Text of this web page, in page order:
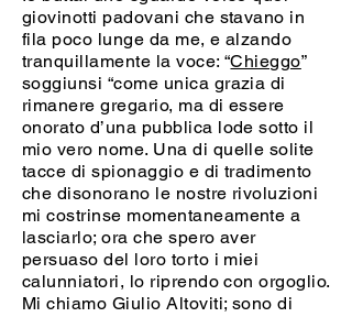
giovinotti padovani che stavano in
fila poco lunge da me, e alzando
tranquillamente la voce: “Chieggo”
soggiunsi “come unica grazia di
rimanere gregario, ma di essere
onorato d’una pubblica lode sotto il
mio vero nome. Una di quelle solite
tacce di spionaggio e di tradimento
che disonorano le nostre rivoluzioni
mi costrinse momentaneamente a
lasciarlo; ora che spero aver
persuaso del loro torto i miei
calunniatori, lo riprendo con orgoglio.
Mi chiamo Giulio Altoviti; sono di